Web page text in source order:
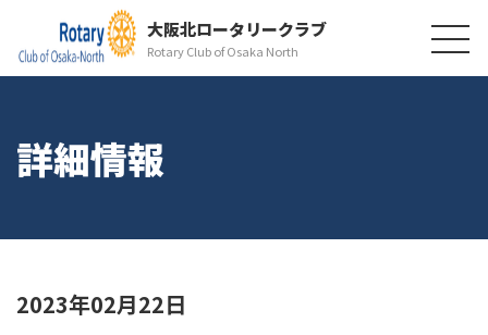
大阪北ロータリークラブ
Rotary Club of Osaka North
詳細情報
2023年02月22日